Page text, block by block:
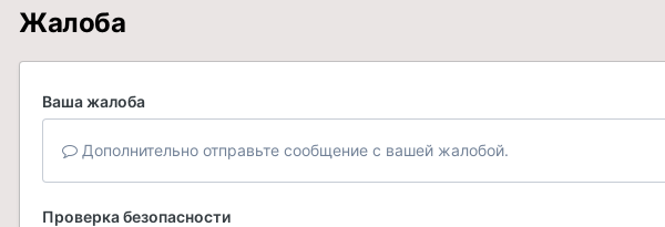
Жалоба
Ваша жалоба
Дополнительно отправьте сообщение с вашей жалобой.
Проверка безопасности